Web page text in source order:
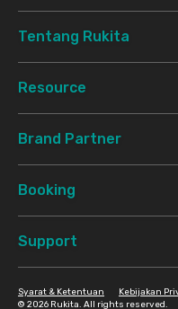
Tentang Rukita
Resource
Brand Partner
Booking
Support
© 2026 Rukita. All rights reserved.
Syarat & Ketentuan Kebijakan